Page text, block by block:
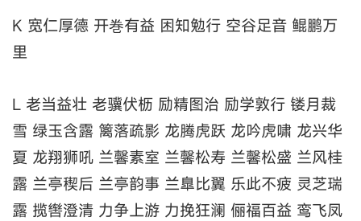
K 宽仁厚德 开巻有益 困知勉行 空谷足音 鲲鹏万
里
L 老当益壮 老骥伏枥 励精图治 励学敦行 镂月裁
雪 绿玉含露 篱落疏影 龙腾虎跃 龙吟虎啸 龙兴华
夏 龙翔狮吼 兰馨素室 兰馨松寿 兰馨松盛 兰风桂
露 兰亭稧后 兰亭韵事 兰臯比翼 乐此不疲 灵芝瑞
露 揽辔澄清 力争上游 力挽狂澜 俪福百益 鸾飞凤